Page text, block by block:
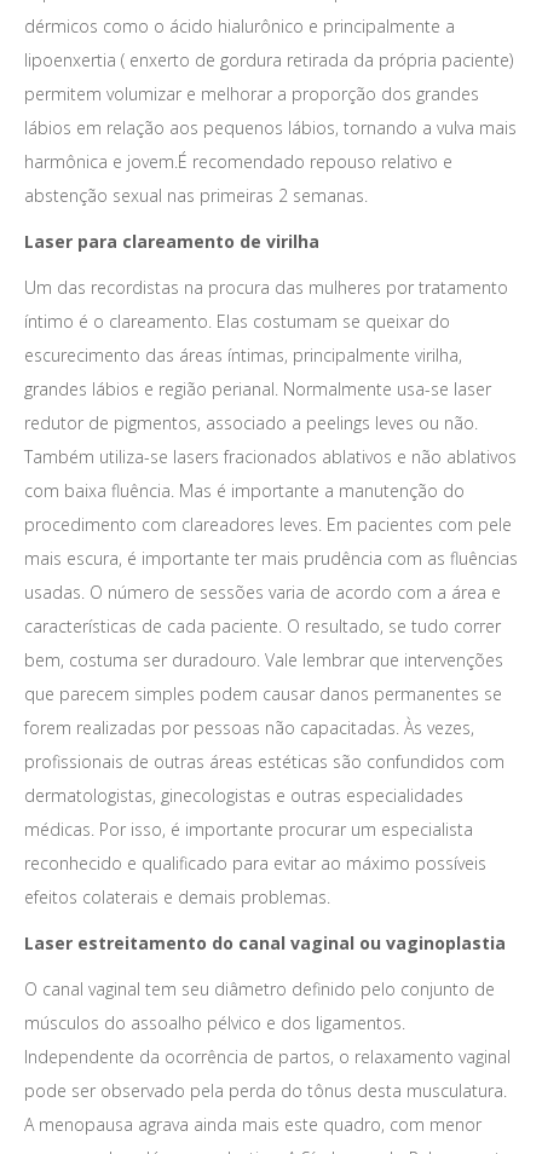
dérmicos como o ácido hialurônico e principalmente a
lipoenxertia ( enxerto de gordura retirada da própria paciente)
permitem volumizar e melhorar a proporção dos grandes
lábios em relação aos pequenos lábios, tornando a vulva mais
harmônica e jovem.É recomendado repouso relativo e
abstenção sexual nas primeiras 2 semanas.
Laser para clareamento de virilha
Um das recordistas na procura das mulheres por tratamento
íntimo é o clareamento. Elas costumam se queixar do
escurecimento das áreas íntimas, principalmente virilha,
grandes lábios e região perianal. Normalmente usa-se laser
redutor de pigmentos, associado a peelings leves ou não.
Também utiliza-se lasers fracionados ablativos e não ablativos
com baixa fluência. Mas é importante a manutenção do
procedimento com clareadores leves. Em pacientes com pele
mais escura, é importante ter mais prudência com as fluências
usadas. O número de sessões varia de acordo com a área e
características de cada paciente. O resultado, se tudo correr
bem, costuma ser duradouro. Vale lembrar que intervenções
que parecem simples podem causar danos permanentes se
forem realizadas por pessoas não capacitadas. Às vezes,
profissionais de outras áreas estéticas são confundidos com
dermatologistas, ginecologistas e outras especialidades
médicas. Por isso, é importante procurar um especialista
reconhecido e qualificado para evitar ao máximo possíveis
efeitos colaterais e demais problemas.
Laser estreitamento do canal vaginal ou vaginoplastia
O canal vaginal tem seu diâmetro definido pelo conjunto de
músculos do assoalho pélvico e dos ligamentos.
Independente da ocorrência de partos, o relaxamento vaginal
pode ser observado pela perda do tônus desta musculatura.
A menopausa agrava ainda mais este quadro, com menor